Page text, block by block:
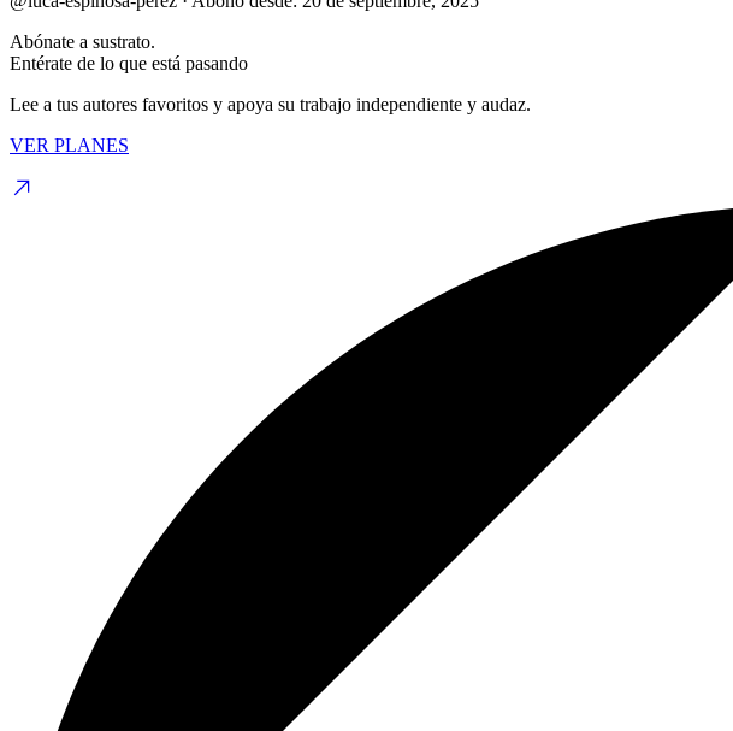
Abónate a sustrato.
Entérate de lo que está pasando
Lee a tus autores favoritos y apoya su trabajo independiente y audaz.
VER PLANES